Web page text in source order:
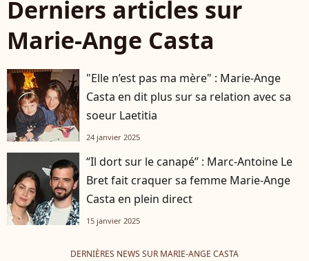
Derniers articles sur
Marie-Ange Casta
"Elle n’est pas ma mère" : Marie-Ange
Casta en dit plus sur sa relation avec sa
soeur Laetitia
24 janvier 2025
“Il dort sur le canapé” : Marc-Antoine Le
Bret fait craquer sa femme Marie-Ange
Casta en plein direct
15 janvier 2025
DERNIÈRES NEWS SUR MARIE-ANGE CASTA